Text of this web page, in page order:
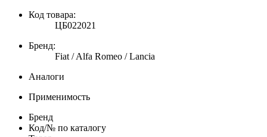
Код товара:
ЦБ022021
Бренд:
Fiat / Alfa Romeo / Lancia
Аналоги
Применимость
Бренд
Код/№ по каталогу